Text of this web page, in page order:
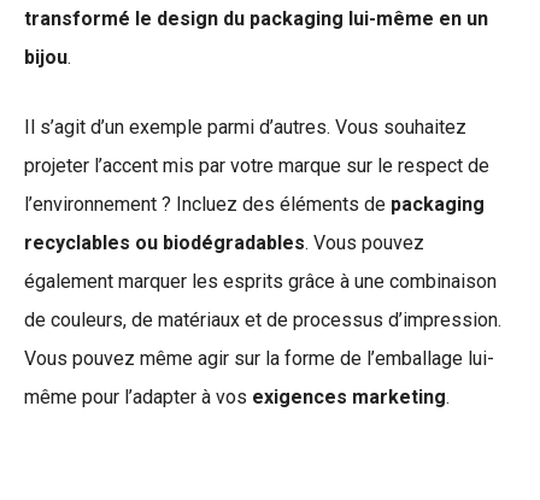
transformé le design du packaging lui-même en un
bijou.
Il s’agit d’un exemple parmi d’autres. Vous souhaitez
projeter l’accent mis par votre marque sur le respect de
l’environnement ? Incluez des éléments de packaging
recyclables ou biodégradables. Vous pouvez
également marquer les esprits grâce à une combinaison
de couleurs, de matériaux et de processus d’impression.
Vous pouvez même agir sur la forme de l’emballage lui-
même pour l’adapter à vos exigences marketing.